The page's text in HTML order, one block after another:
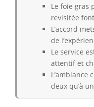
Le foie gras
revisitée
L’accord
de
Le service
attentif et
L’ambiance
deux qu’à